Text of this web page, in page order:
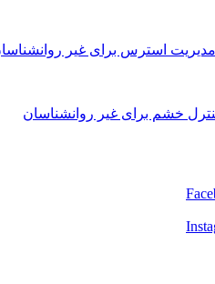
استرس برای غیر
خشم برای غیر روانشناسان